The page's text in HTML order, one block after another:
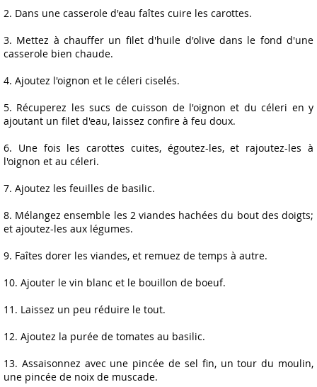
2. Dans une casserole d'eau faîtes cuire les carottes.
3. Mettez à chauffer un filet d'huile d'olive dans le fond d'une
casserole bien chaude.
4. Ajoutez l'oignon et le céleri ciselés.
5. Récuperez les sucs de cuisson de l'oignon et du céleri en y
ajoutant un filet d'eau, laissez confire à feu doux.
6. Une fois les carottes cuites, égoutez-les, et rajoutez-les à
l'oignon et au céleri.
7. Ajoutez les feuilles de basilic.
8. Mélangez ensemble les 2 viandes hachées du bout des doigts;
et ajoutez-les aux légumes.
9. Faîtes dorer les viandes, et remuez de temps à autre.
10. Ajouter le vin blanc et le bouillon de boeuf.
11. Laissez un peu réduire le tout.
12. Ajoutez la purée de tomates au basilic.
13. Assaisonnez avec une pincée de sel fin, un tour du moulin,
une pincée de noix de muscade.